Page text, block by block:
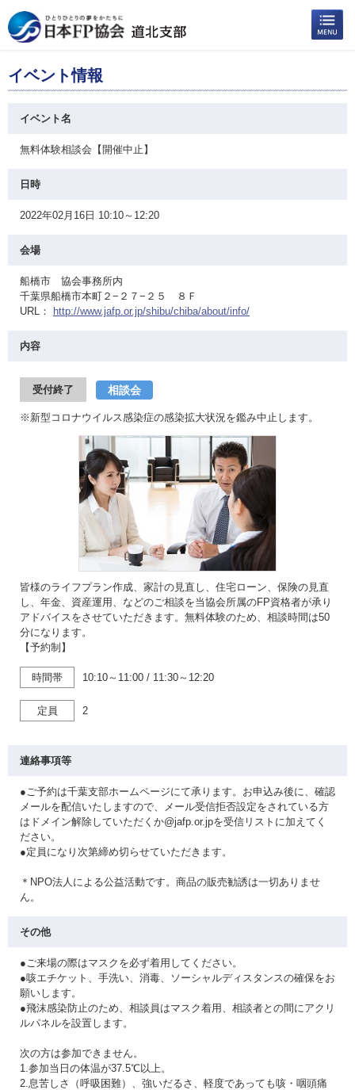
イベント情報
イベント名
無料体験相談会【開催中止】
日時
2022年02月16日 10:10～12:20
会場
船橋市 協会事務所内
千葉県船橋市本町２−２７−２５ ８Ｆ
URL：
http://www.jafp.or.jp/shibu/chiba/about/info/
内容
受付終了 相談会
※新型コロナウイルス感染症の感染拡大状況を鑑み中止します。
皆様のライフプラン作成、家計の見直し、住宅ローン、保険の見直
し、年金、資産運用、などのご相談を当協会所属のFP資格者が承り
アドバイスをさせていただきます。無料体験のため、相談時間は50
分になります。
【予約制】
時間帯 10:10～11:00 / 11:30～12:20
定員 2
連絡事項等
●ご予約は千葉支部ホームページにて承ります。お申込み後に、確認
メールを配信いたしますので、メール受信拒否設定をされている方
はドメイン解除していただくか@jafp.or.jpを受信リストに加えてく
ださい。
●定員になり次第締め切らせていただきます。
＊NPO法人による公益活動です。商品の販売勧誘は一切ありませ
ん。
その他
●ご来場の際はマスクを必ず着用してください。
●咳エチケット、手洗い、消毒、ソーシャルディスタンスの確保をお
願いします。
●飛沫感染防止のため、相談員はマスク着用、相談者との間にアクリ
ルパネルを設置します。
次の方は参加できません。
1.参加当日の体温が37.5℃以上。
2.息苦しさ（呼吸困難）、強いだるさ、軽度であっても咳・咽頭痛